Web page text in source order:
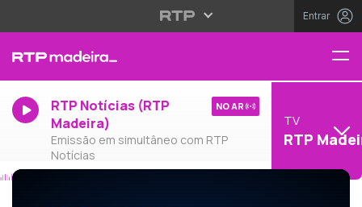
Entrar
RTP Notícias (RTP
Madeira)
Emissão em simultâneo com RTP
Notícias
NO AR
TV
RTP